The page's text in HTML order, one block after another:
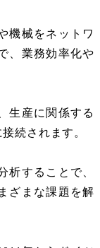
機械をネットワ
、業務効率化や
生産に関係する
続されます。
析することで、
ざまな課題を解